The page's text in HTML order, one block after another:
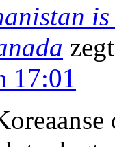
is
17:01